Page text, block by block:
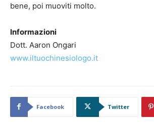
bene, poi muoviti molto.
Informazioni
Dott. Aaron Ongari
www.iltuochinesiologo.it
Facebook Twitter